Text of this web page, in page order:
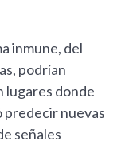
inmune, del
podrían
lugares donde
predecir nuevas
señales